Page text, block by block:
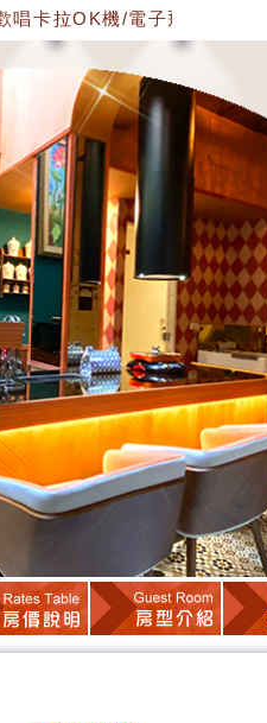
拉OK機/電子飛鏢機/雙人